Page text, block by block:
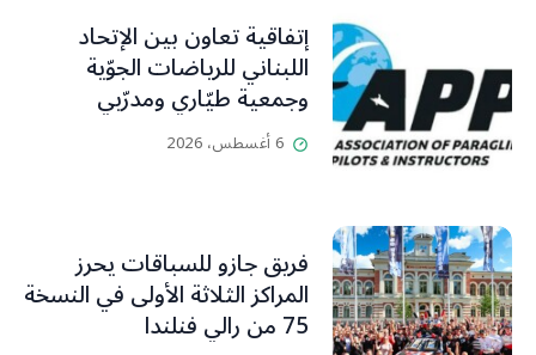
إتفاقية تعاون بين الإتحاد
اللبناني للرياضات الجوّية
وجمعية طيّاري ومدرّبي
الطيران الشراعي
6 أغسطس، 2026
فريق جازو للسباقات يحرز
المراكز الثلاثة الأولى في النسخة
75 من رالي فنلندا